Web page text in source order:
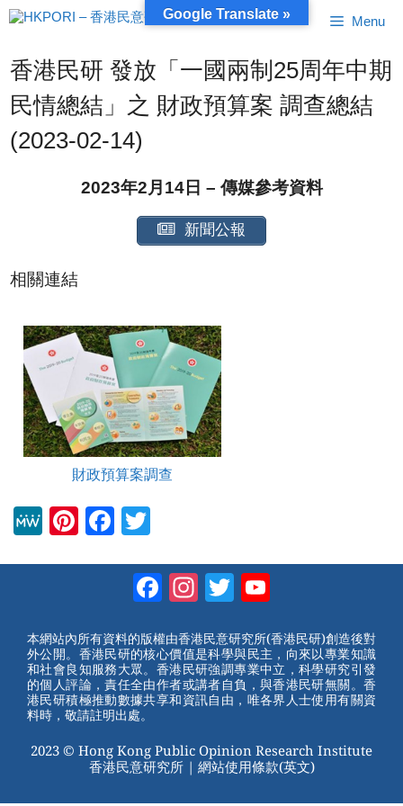
跳
至
容
Menu
香港民研 發放「一國兩制25周年中期
民情總結」之 財政預算案 調查總結
(2023-02-14)
2023年2月14日 – 傳媒參考資料
新聞公報
相關連結
財政預算案調查
M
Pi
st
F
b
o
o
k
tt
er
Facebook
Instagram
Twitter
本網站內所有資料的版權由香港民意研究所(香港民研)創造後對
外公開。香港民研的核心價值是科學與民主，向來以專業知識
和社會良知服務大眾。香港民研強調專業中立，科學研究引發
的個人評論，責任全由作者或講者自負，與香港民研無關。香
港民研積極推動數據共享和資訊自由，唯各界人士使用有關資
料時，敬請註明出處。
2023 © Hong Kong Public Opinion Research Institute
香港民意研究所 | 網站使用條款(英文)
Google Translate »